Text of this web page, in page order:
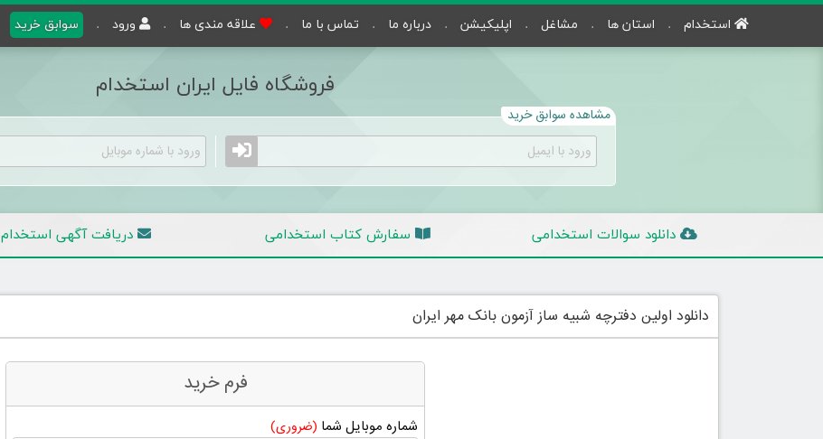
استخدام استان ها مشاغل اپلیکیشن درباره ما تماس با ما علاقه مندی ها ورود سوابق خرید
فروشگاه فایل ایران استخدام
مشاهده سوابق خرید
دانلود سوالات استخدامی سفارش کتاب استخدامی دریافت آگهی استخدام
دانلود اولین دفترچه شبیه ساز آزمون بانک مهر ایران
فرم خرید
شماره موبایل شما (ضروری)